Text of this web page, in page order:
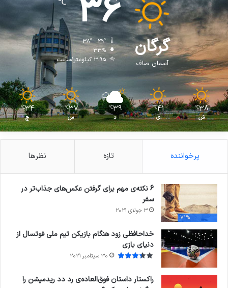
گرگان
آسمان صاف
36
38º - 29º
33%
3.95 کیلومتر/ساعت
38
℃
ش
41
℃
ی
39
℃
د
37
℃
س
34
℃
چ
پرخواننده تازه نظرها
71%
6 نکته‌ی مهم برای گرفتن عکس‌های جذاب‌تر در
سفر
3 جولای 2021
خداحافظی زود هنگام بازیکن تیم ملی فوتسال از
دنیای بازی
30 سپتامبر 2021
راکستار داستان فوق‌العاده‌ی رد دد ریدمپشن را